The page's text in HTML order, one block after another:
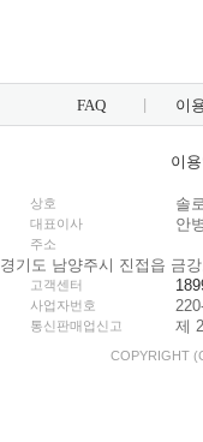
FAQ 이
이
상호 솔
대표이사 안
주소
경기도 남양주시 진접읍 금
고객센터
사업자번호
통신판매업신고 제
COPYRIGHT